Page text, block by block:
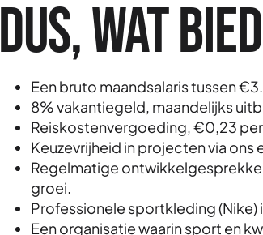
Dus, wat
Een bruto maandsalaris tussen
8% vakantiegeld, maandelijks
Reiskostenvergoeding, €0,23
Keuzevrijheid in projecten via
Regelmatige
groei.
Professionele sportkleding (Nike)
Een organisatie waarin sport en